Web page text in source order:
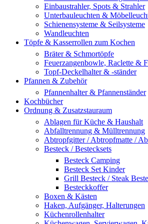
Einbaustrahler, Spots & Strahler
Unterbauleuchten &
Schienensysteme & Seilsysteme
Wandleuchten
Töpfe & Kasserrollen zum Kochen
Bräter & Schmortöpfe
Feuerzangenbowle, Raclette &
Topf-Deckelhalter & -ständer
Pfannen & Zubehör
Pfannenhalter & Pfannenständer
Kochbücher
Ordnung & Zusatzstauraum
Ablagen für Küche & Haushalt
Abfalltrennung & Mülltrennung
Abtropfgitter / Abtropfmatte /
Besteck / Bestecksets
Besteck Camping
Besteck Set Kinder
Grill Besteck / Steak
Besteckkoffer
Boxen & Kästen
Haken, Aufgänger, Halterungen
Küchenrollenhalter